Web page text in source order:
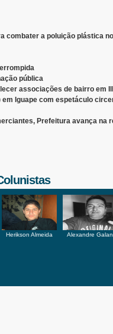
combater a poluição plástica
pública
associações de bairro em
Iguape com espetáculo
Prefeitura avança na
Herikson Almeida Alexandre Galan